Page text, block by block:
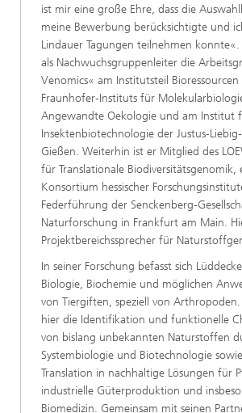
ist mir eine große Ehre, dass die
meine Bewerbung berücksichtigte und
Lindauer Tagungen teilnehmen
als Nachwuchsgruppenleiter die
Venomics« am Institutsteil Bioressourcen
Fraunhofer-Instituts für
Angewandte Oekologie und am Institut
Insektenbiotechnologie der Justus-
Gießen. Weiterhin ist er Mitglied des
für Translationale Biodiversitätsgenomik,
Konsortium hessischer
Federführung der Senckenberg-
Naturforschung in Frankfurt am Main.
Projektbereichssprecher für
In seiner Forschung befasst sich
Biologie, Biochemie und möglichen
von Tiergiften, speziell von
hier die Identifikation und funktionelle
von bislang unbekannten Naturstoffen
Systembiologie und Biotechnologie
Translation in nachhaltige Lösungen für
industrielle Güterproduktion und
Biomedizin. Gemeinsam mit seinen